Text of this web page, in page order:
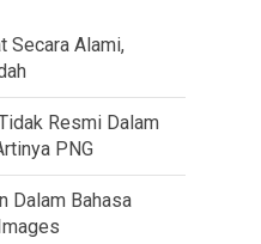
Secara Alami,
Resmi Dalam
PNG
Dalam Bahasa